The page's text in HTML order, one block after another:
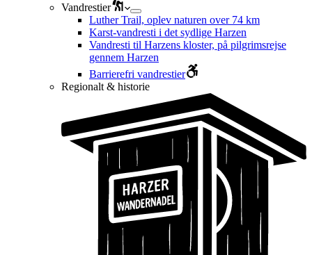
Vandrestier
Luther Trail, oplev naturen over 74 km
Karst-vandresti i det sydlige Harzen
Vandresti til Harzens kloster, på pilgrimsrejse
gennem Harzen
Barrierefri vandrestier
Regionalt & historie